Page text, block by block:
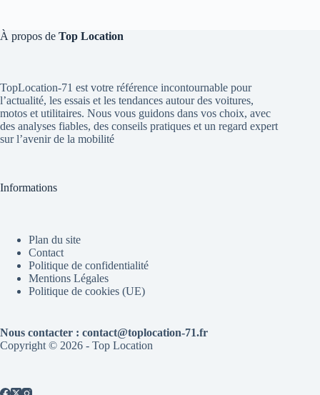
À propos de Top Location
TopLocation-71 est votre référence incontournable pour
l’actualité, les essais et les tendances autour des voitures,
motos et utilitaires. Nous vous guidons dans vos choix, avec
des analyses fiables, des conseils pratiques et un regard expert
sur l’avenir de la mobilité
Informations
Plan du site
Contact
Politique de confidentialité
Mentions Légales
Politique de cookies (UE)
Nous contacter : contact@toplocation-71.fr
Copyright © 2026 - Top Location